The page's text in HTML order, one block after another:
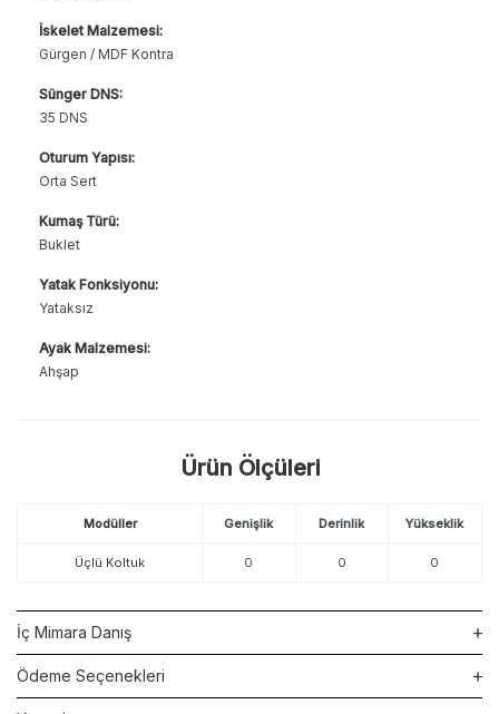
İskelet Malzemesi:
Gürgen / MDF Kontra
Sünger DNS:
35 DNS
Oturum Yapısı:
Orta Sert
Kumaş Türü:
Buklet
Yatak Fonksiyonu:
Yataksız
Ayak Malzemesi:
Ahşap
Ürün Ölçüleri
Modüller Genişlik Derinlik Yükseklik
Üçlü Koltuk 0 0 0
İç Mimara Danış
Ödeme Seçenekleri